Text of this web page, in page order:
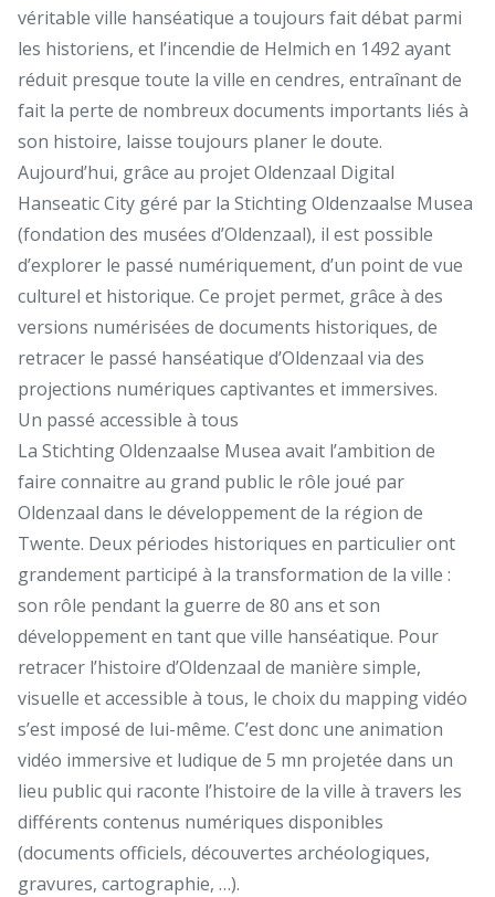
véritable ville hanséatique a toujours fait débat parmi
les historiens, et l’incendie de Helmich en 1492 ayant
réduit presque toute la ville en cendres, entraînant de
fait la perte de nombreux documents importants liés à
son histoire, laisse toujours planer le doute.
Aujourd’hui, grâce au projet Oldenzaal Digital
Hanseatic City géré par la Stichting Oldenzaalse Musea
(fondation des musées d’Oldenzaal), il est possible
d’explorer le passé numériquement, d’un point de vue
culturel et historique. Ce projet permet, grâce à des
versions numérisées de documents historiques, de
retracer le passé hanséatique d’Oldenzaal via des
projections numériques captivantes et immersives.
Un passé accessible à tous
La Stichting Oldenzaalse Musea avait l’ambition de
faire connaitre au grand public le rôle joué par
Oldenzaal dans le développement de la région de
Twente. Deux périodes historiques en particulier ont
grandement participé à la transformation de la ville :
son rôle pendant la guerre de 80 ans et son
développement en tant que ville hanséatique. Pour
retracer l’histoire d’Oldenzaal de manière simple,
visuelle et accessible à tous, le choix du mapping vidéo
s’est imposé de lui-même. C’est donc une animation
vidéo immersive et ludique de 5 mn projetée dans un
lieu public qui raconte l’histoire de la ville à travers les
différents contenus numériques disponibles
(documents officiels, découvertes archéologiques,
gravures, cartographie, …).